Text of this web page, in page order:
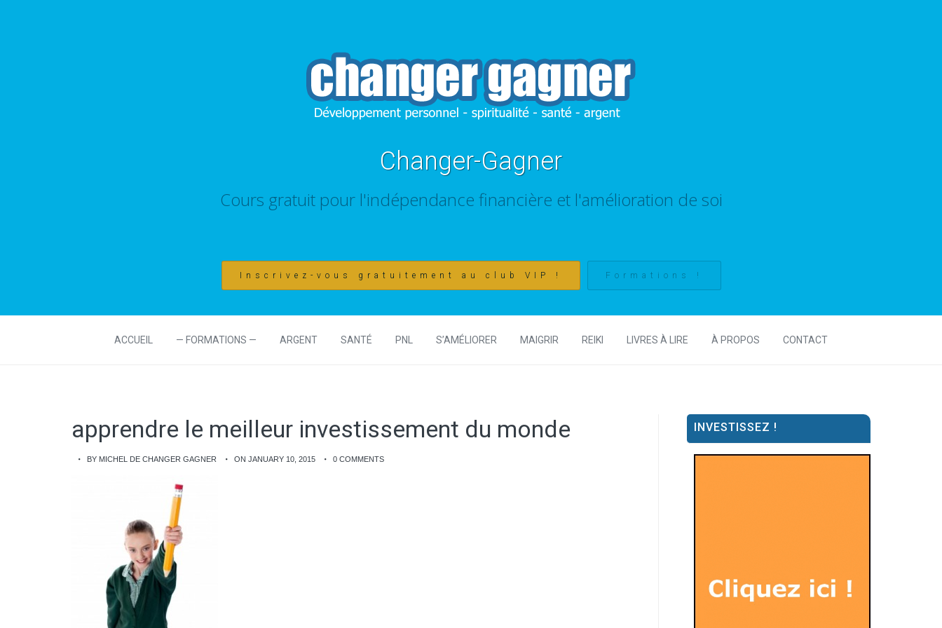
Changer-Gagner
Cours gratuit pour l'indépendance financière et l'amélioration de soi
Inscrivez-vous gratuitement au club VIP ! Formations !
ACCUEIL — FORMATIONS — ARGENT SANTÉ PNL S’AMÉLIORER MAIGRIR REIKI LIVRES À LIRE À PROPOS CONTACT
apprendre le meilleur investissement du monde
BY MICHEL DE CHANGER GAGNER ON JANUARY 10, 2015 0 COMMENTS
INVESTISSEZ !